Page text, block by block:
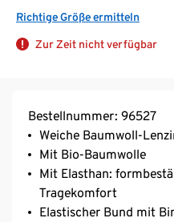
Richtige Größe ermitteln
Zur Zeit nicht verfügbar
Bestellnummer: 96527
Weiche Baumwoll-
Mit Bio-Baumwolle
Mit Elasthan:
Tragekomfort
Elastischer Bund mit